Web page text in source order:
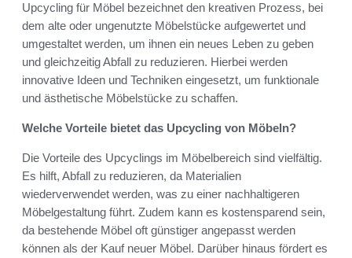
Upcycling für Möbel bezeichnet den kreativen Prozess, bei
dem alte oder ungenutzte Möbelstücke aufgewertet und
umgestaltet werden, um ihnen ein neues Leben zu geben
und gleichzeitig Abfall zu reduzieren. Hierbei werden
innovative Ideen und Techniken eingesetzt, um funktionale
und ästhetische Möbelstücke zu schaffen.
Welche Vorteile bietet das Upcycling von Möbeln?
Die Vorteile des Upcyclings im Möbelbereich sind vielfältig.
Es hilft, Abfall zu reduzieren, da Materialien
wiederverwendet werden, was zu einer nachhaltigeren
Möbelgestaltung führt. Zudem kann es kostensparend sein,
da bestehende Möbel oft günstiger angepasst werden
können als der Kauf neuer Möbel. Darüber hinaus fördert es